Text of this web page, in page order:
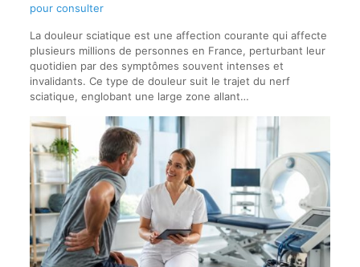
pour consulter
La douleur sciatique est une affection courante qui affecte
plusieurs millions de personnes en France, perturbant leur
quotidien par des symptômes souvent intenses et
invalidants. Ce type de douleur suit le trajet du nerf
sciatique, englobant une large zone allant…